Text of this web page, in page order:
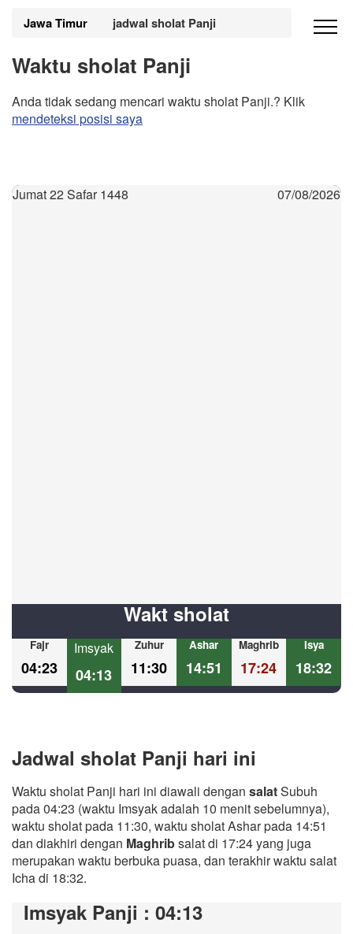
Jawa Timur jadwal sholat Panji
Waktu sholat Panji
Anda tidak sedang mencari waktu sholat Panji.? Klik
mendeteksi posisi saya
Jumat 22 Safar 1448 07/08/2026
Wakt sholat
Fajr
04:23
Imsyak
04:13
Zuhur
11:30
Ashar
14:51
Maghrib
17:24
Isya
18:32
Jadwal sholat Panji hari ini
Waktu sholat Panji hari ini diawali dengan salatSubuh
pada 04:23 (waktu Imsyak adalah 10 menit sebelumnya),
waktu sholat pada 11:30, waktu sholat Ashar pada 14:51
dan diakhiri dengan Maghribsalat di 17:24 yang juga
merupakan waktu berbuka puasa, dan terakhir waktu salat
Icha di 18:32.
Imsyak Panji : 04:13